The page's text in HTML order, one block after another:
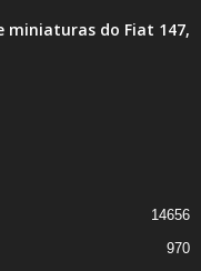
miniaturas do Fiat 147,
14656
970